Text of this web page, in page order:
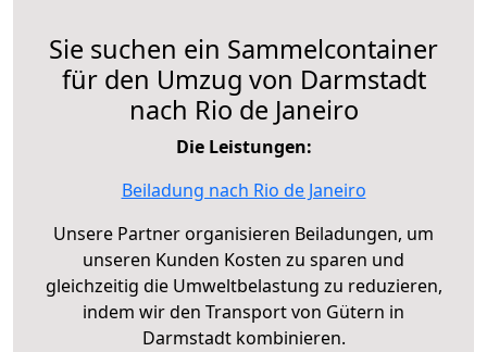
Sie suchen ein Sammelcontainer
für den Umzug von Darmstadt
nach Rio de Janeiro
Die Leistungen:
Beiladung nach Rio de Janeiro
Unsere Partner organisieren Beiladungen, um
unseren Kunden Kosten zu sparen und
gleichzeitig die Umweltbelastung zu reduzieren,
indem wir den Transport von Gütern in
Darmstadt kombinieren.